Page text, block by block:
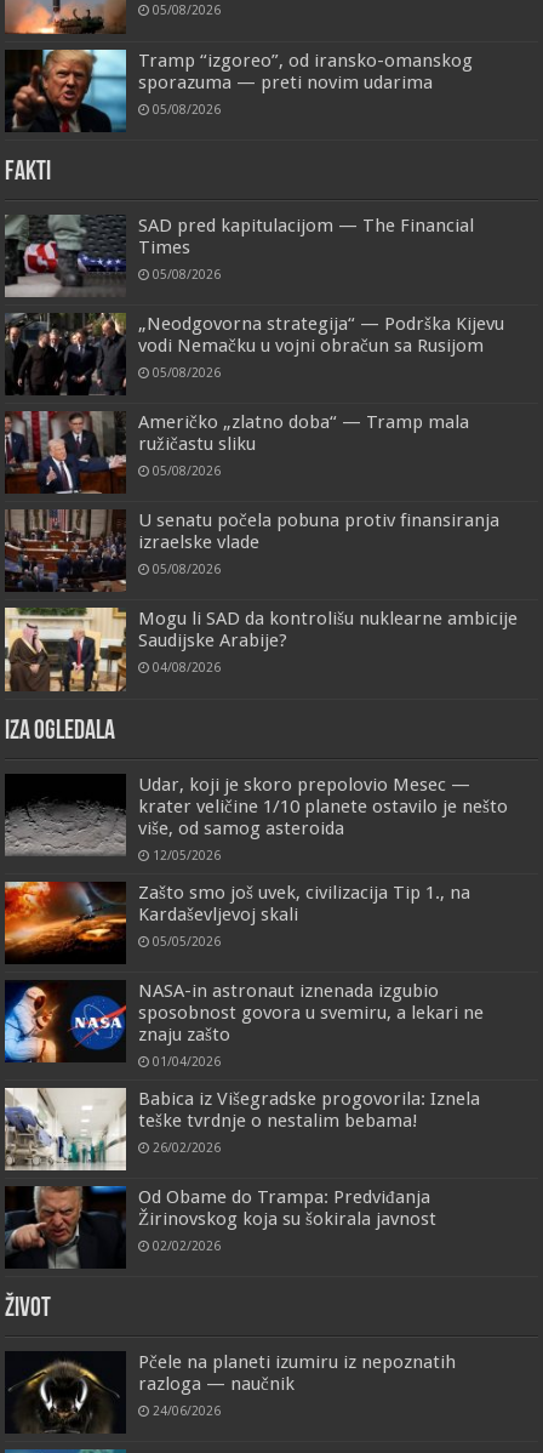
05/08/2026
Tramp “izgoreo”, od iransko-omanskog
sporazuma — preti novim udarima
05/08/2026
FAKTI
SAD pred kapitulacijom — The Financial
Times
05/08/2026
„Neodgovorna strategija“ — Podrška Kijevu
vodi Nemačku u vojni obračun sa Rusijom
05/08/2026
Američko „zlatno doba“ — Tramp mala
ružičastu sliku
05/08/2026
U senatu počela pobuna protiv finansiranja
izraelske vlade
05/08/2026
Mogu li SAD da kontrolišu nuklearne ambicije
Saudijske Arabije?
04/08/2026
IZA OGLEDALA
Udar, koji je skoro prepolovio Mesec —
krater veličine 1/10 planete ostavilo je nešto
više, od samog asteroida
12/05/2026
Zašto smo još uvek, civilizacija Tip 1., na
Kardaševljevoj skali
05/05/2026
NASA-in astronaut iznenada izgubio
sposobnost govora u svemiru, a lekari ne
znaju zašto
01/04/2026
Babica iz Višegradske progovorila: Iznela
teške tvrdnje o nestalim bebama!
26/02/2026
Od Obame do Trampa: Predviđanja
Žirinovskog koja su šokirala javnost
02/02/2026
ŽIVOT
Pčele na planeti izumiru iz nepoznatih
razloga — naučnik
24/06/2026